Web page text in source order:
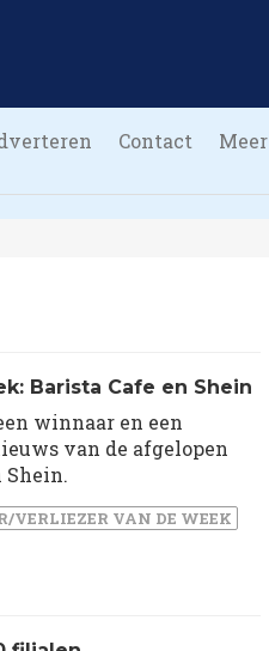
Contact Meer
Barista Cafe en Shein
winnaar en een
van de afgelopen
Shein.
VERLIEZER VAN DE WEEK